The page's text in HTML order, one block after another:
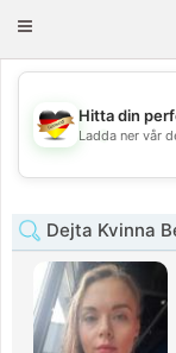
Toggle
💖
Hitta din
Ladda ner vår
Dejta Kvinna